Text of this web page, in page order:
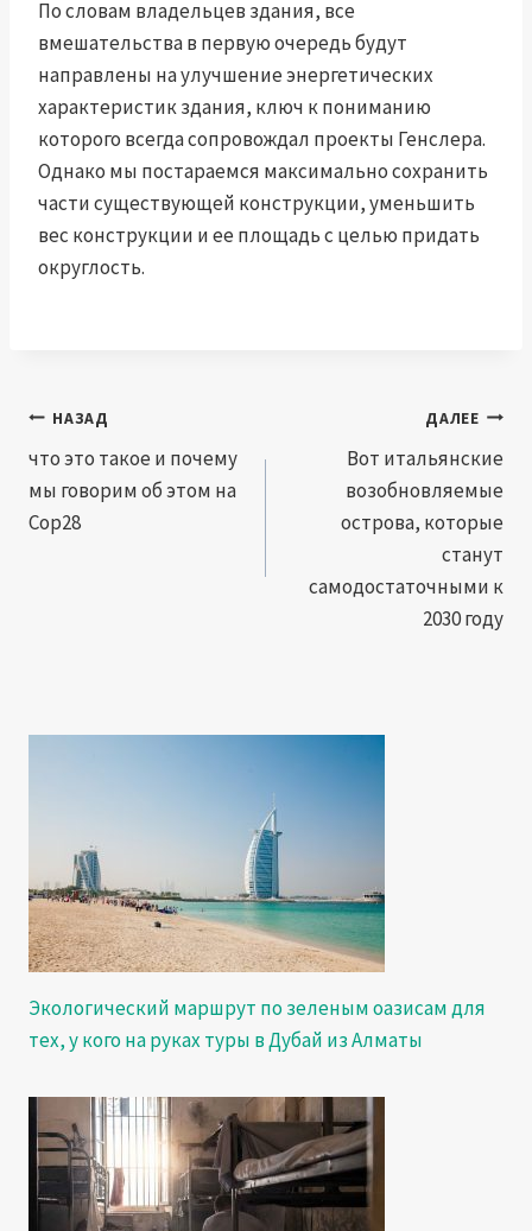
По словам владельцев здания, все
вмешательства в первую очередь будут
направлены на улучшение энергетических
характеристик здания, ключ к пониманию
которого всегда сопровождал проекты Генслера.
Однако мы постараемся максимально сохранить
части существующей конструкции, уменьшить
вес конструкции и ее площадь с целью придать
округлость.
Навигация
по
записям
НАЗАД
что это такое и почему
мы говорим об этом на
Cop28
ДАЛЕЕ
Вот итальянские
возобновляемые
острова, которые
станут
самодостаточными к
2030 году
Экологический маршрут по зеленым оазисам для
тех, у кого на руках туры в Дубай из Алматы